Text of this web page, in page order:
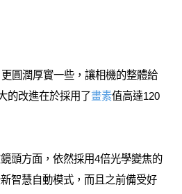
圓潤厚實一些，讓相機的整體給
的改進在於採用了畫素值高達120
頭方面，依然採用4倍光學變焦的
智慧自動模式，而且之前備受好